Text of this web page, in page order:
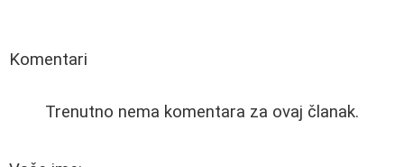
Komentari
Trenutno nema komentara za ovaj članak.